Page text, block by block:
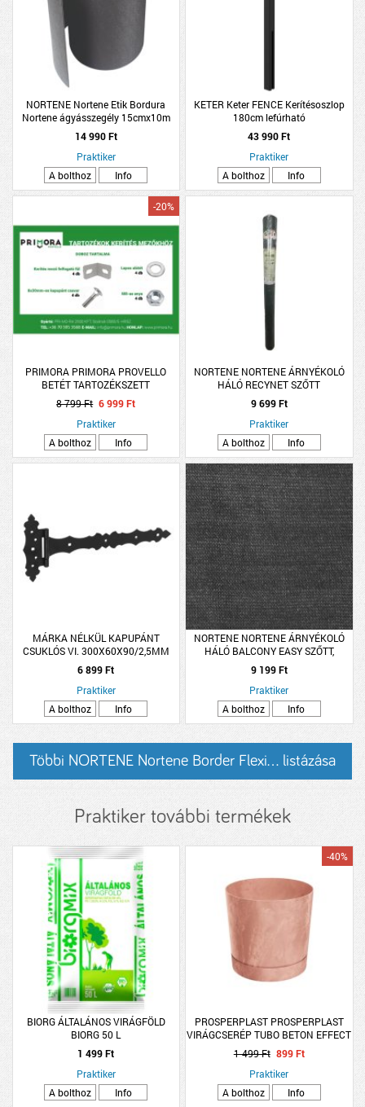
NORTENE Nortene Etik Bordura
Nortene ágyásszegély 15cmx10m
műanyag szürke
14 990 Ft
Praktiker
A bolthoz
Info
KETER Keter FENCE Kerítésoszlop
180cm lefúrható
43 990 Ft
Praktiker
A bolthoz
Info
PRIMORA PRIMORA PROVELLO
BETÉT TARTOZÉKSZETT
HORGANYZOTT
-20%
8 799 Ft 6 999 Ft
Praktiker
A bolthoz
Info
NORTENE NORTENE ÁRNYÉKOLÓ
HÁLÓ RECYNET SZŐTT
GOMBLYUKAKKAL ANTRACIT
1,5X10M
9 699 Ft
Praktiker
A bolthoz
Info
MÁRKA NÉLKÜL KAPUPÁNT
CSUKLÓS VI. 300X60X90/2,5MM
6 899 Ft
Praktiker
A bolthoz
Info
NORTENE NORTENE ÁRNYÉKOLÓ
HÁLÓ BALCONY EASY SZŐTT,
KORLÁTRA, FÉM FŰZŐLYUKKAL,
0,9X5M, ANTRACIT
9 199 Ft
Praktiker
A bolthoz
Info
Többi NORTENE Nortene Border Flexi... listázása
Praktiker további termékek
BIORG ÁLTALÁNOS VIRÁGFÖLD
BIORG 50 L
1 499 Ft
Praktiker
A bolthoz
Info
PROSPERPLAST PROSPERPLAST
VIRÁGCSERÉP TUBO BETON EFFECT
MŰANYAG 14,8 CM, TERRAKOTTA
-40%
1 499 Ft 899 Ft
Praktiker
A bolthoz
Info